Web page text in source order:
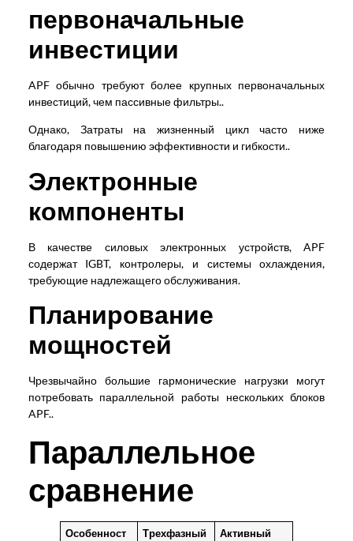
первоначальные
инвестиции
APF обычно требуют более крупных первоначальных
инвестиций, чем пассивные фильтры..
Однако, Затраты на жизненный цикл часто ниже
благодаря повышению эффективности и гибкости..
Электронные
компоненты
В качестве силовых электронных устройств, APF
содержат IGBT, контролеры, и системы охлаждения,
требующие надлежащего обслуживания.
Планирование
мощностей
Чрезвычайно большие гармонические нагрузки могут
потребовать параллельной работы нескольких блоков
APF..
Параллельное
сравнение
Особенност
Трехфазный
Активный